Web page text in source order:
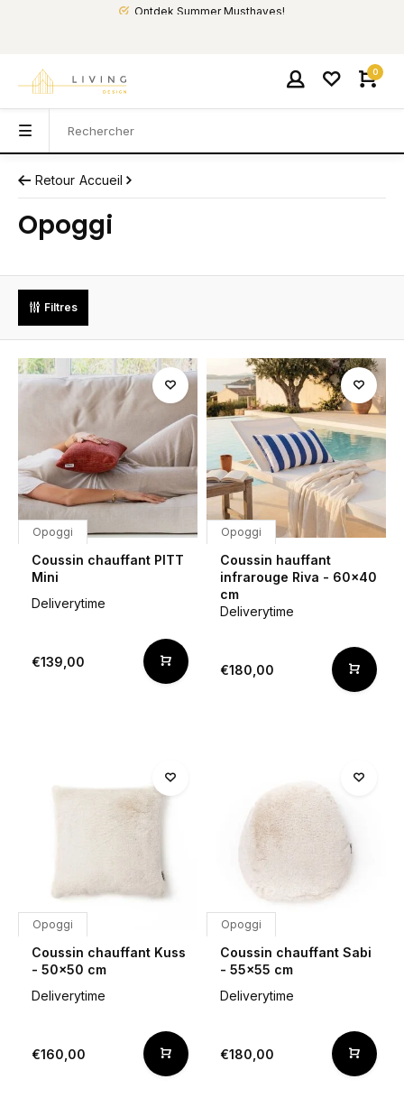
Ontdek Summer Musthaves!
0
Retour Accueil
Opoggi
Filtres
Opoggi
Coussin chauffant PITT
Mini
Deliverytime
€139,00
Opoggi
Coussin hauffant
infrarouge Riva - 60x40
cm
Deliverytime
€180,00
Opoggi
Coussin chauffant Kuss
- 50x50 cm
Deliverytime
€160,00
Opoggi
Coussin chauffant Sabi
- 55x55 cm
Deliverytime
€180,00